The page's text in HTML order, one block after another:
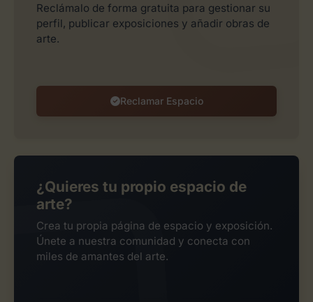
Reclámalo de forma gratuita para gestionar su
perfil, publicar exposiciones y añadir obras de
arte.
Reclamar Espacio
¿Quieres tu propio espacio de
arte?
Crea tu propia página de espacio y exposición.
Únete a nuestra comunidad y conecta con
miles de amantes del arte.